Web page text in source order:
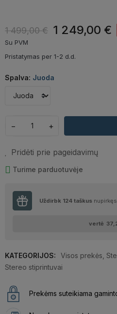
1 499,00 € 1 249,00 €
Su PVM
Pristatymas per 1-2 d.d.
Spalva: Juoda
− +
Pridėti prie pageidavimų
Turime parduotuvėje
Uždirbk 124 taškus
vertė
KATEGORIJOS: Visos prekės
Stereo stiprintuvai
Prekėms suteikiama